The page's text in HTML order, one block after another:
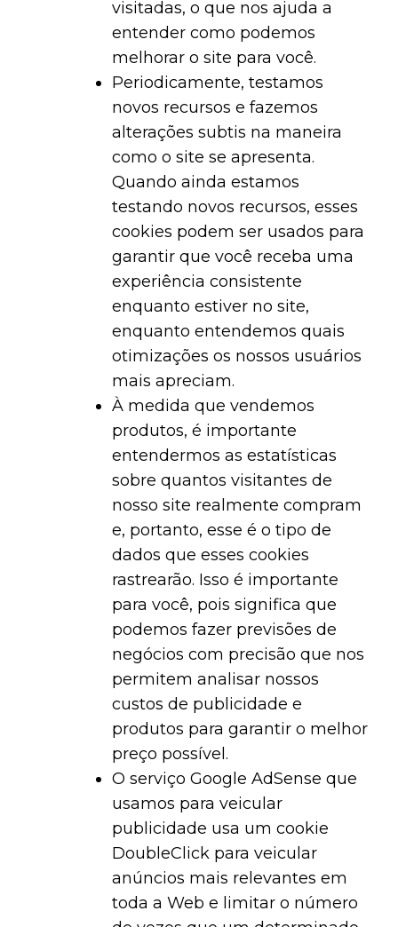
visitadas, o que nos ajuda a
entender como podemos
melhorar o site para você.
Periodicamente, testamos
novos recursos e fazemos
alterações subtis na maneira
como o site se apresenta.
Quando ainda estamos
testando novos recursos, esses
cookies podem ser usados ​​para
garantir que você receba uma
experiência consistente
enquanto estiver no site,
enquanto entendemos quais
otimizações os nossos usuários
mais apreciam.
À medida que vendemos
produtos, é importante
entendermos as estatísticas
sobre quantos visitantes de
nosso site realmente compram
e, portanto, esse é o tipo de
dados que esses cookies
rastrearão. Isso é importante
para você, pois significa que
podemos fazer previsões de
negócios com precisão que nos
permitem analisar nossos
custos de publicidade e
produtos para garantir o melhor
preço possível.
O serviço Google AdSense que
usamos para veicular
publicidade usa um cookie
DoubleClick para veicular
anúncios mais relevantes em
toda a Web e limitar o número